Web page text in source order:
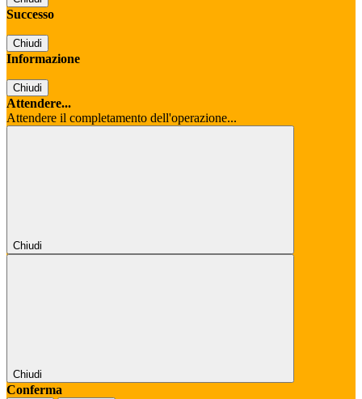
Successo
Chiudi
Informazione
Chiudi
Attendere...
Attendere il completamento dell'operazione...
Chiudi
Chiudi
Conferma